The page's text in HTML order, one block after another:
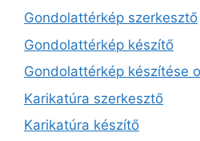
Gondolattérkép szerkesztő
Gondolattérkép készítő
Gondolattérkép készítése
Karikatúra szerkesztő
Karikatúra készítő